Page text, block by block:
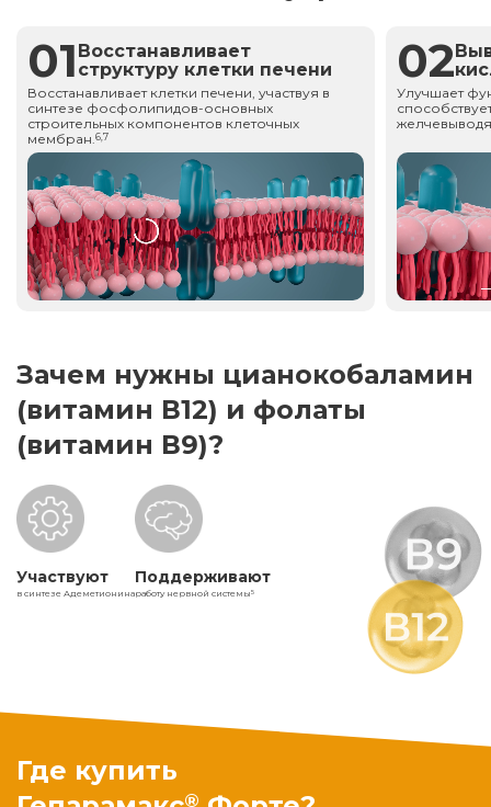
01 Восстанавливает
структуру клетки печени
Восстанавливает клетки печени, участвуя в
синтезе фосфолипидов-основных
строительных компонентов клеточных
мембран.6,7
02
Улучшает
Зачем нужны цианокобаламин
(витамин В12) и фолаты
(витамин В9)?
Участвуют
в синтезе Адеметионина
Поддерживают
работу нервной системы5
Где купить
®